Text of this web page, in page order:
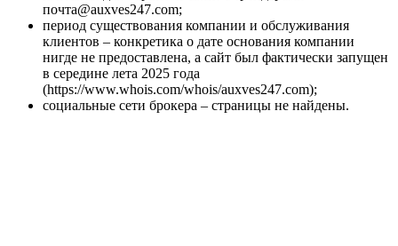
почта@auxves247.com;
период существования компании и обслуживания
клиентов – конкретика о дате основания компании
нигде не предоставлена, а сайт был фактически запущен
в середине лета 2025 года
(https://www.whois.com/whois/auxves247.com);
социальные сети брокера – страницы не найдены.